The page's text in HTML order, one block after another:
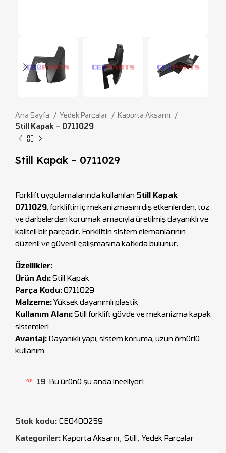
Ana Sayfa Yedek Parçalar
Kaporta Aksamı
Still Kapak – 0711029
Still Kapak – 0711029
Forklift uygulamalarında kullanılan Still Kapak
0711029, forkliftin iç mekanizmasını dış etkenlerden, toz
ve darbelerden korumak amacıyla üretilmiş dayanıklı ve
kaliteli bir parçadır. Forkliftin sistem elemanlarının
düzenli ve güvenli çalışmasına katkıda bulunur.
Özellikler:
Ürün Adı:Still Kapak
Parça Kodu:0711029
Malzeme:Yüksek dayanımlı plastik
Kullanım Alanı:Still forklift gövde ve mekanizma kapak
sistemleri
Avantaj: Dayanıklı yapı, sistem koruma, uzun ömürlü
kullanım
19 Bu ürünü şu anda inceliyor!
Stok kodu: CEO400259
Kategoriler: Kaporta Aksamı, Still, Yedek Parçalar